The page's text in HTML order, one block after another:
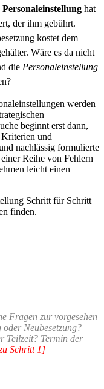
Personaleinstellung hat
der ihm gebührt.
kostet dem
Wäre es da nicht
die Personaleinstellung
werden
beginnt erst dann,
und
nachlässig formulierte
Reihe von Fehlern
leicht einen
Schritt für Schritt
finden.
Fragen zur vorgesehen
Neubesetzung?
Teilzeit? Termin der
Schritt 1]